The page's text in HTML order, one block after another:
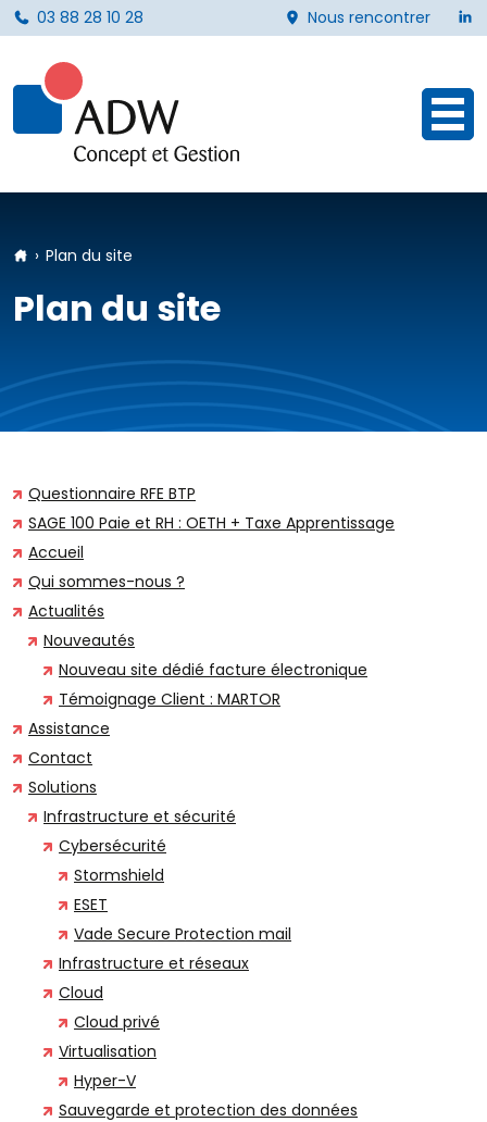
03 88 28 10 28 Nous rencontrer
Accueil
Plan du site
Plan du site
Questionnaire RFE BTP
SAGE 100 Paie et RH : OETH + Taxe Apprentissage
Accueil
Qui sommes-nous ?
Actualités
Nouveautés
Nouveau site dédié facture électronique
Témoignage Client : MARTOR
Assistance
Contact
Solutions
Infrastructure et sécurité
Cybersécurité
Stormshield
ESET
Vade Secure Protection mail
Infrastructure et réseaux
Cloud
Cloud privé
Virtualisation
Hyper-V
Sauvegarde et protection des données